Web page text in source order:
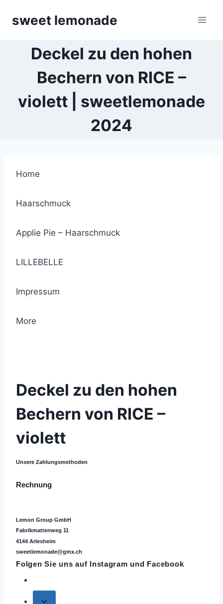
sweet lemonade
Deckel zu den hohen
Bechern von RICE –
violett | sweetlemonade
2024
Home
Haarschmuck
Applie Pie – Haarschmuck
LILLEBELLE
Impressum
More
Deckel zu den hohen
Bechern von RICE –
violett
Unsere Zahlungsmethoden
Rechnung
Lemon Group GmbH
Fabrikmattenweg 11
4144 Arlesheim
sweetlemonade@gmx.ch
Folgen Sie uns auf Instagram und Facebook